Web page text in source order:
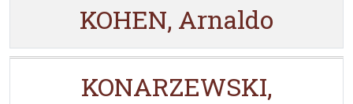
KOHEN, Arnaldo
KONARZEWSKI,